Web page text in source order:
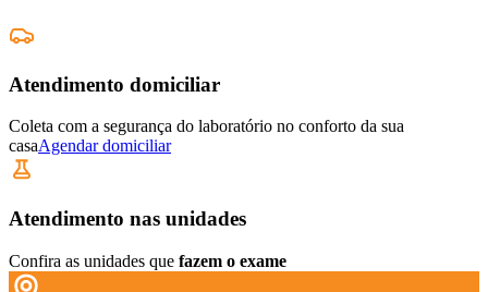
Atendimento domiciliar
Coleta com a segurança do laboratório no conforto da sua
casaAgendar domiciliar
Atendimento nas unidades
Confira as unidades que fazem o exame